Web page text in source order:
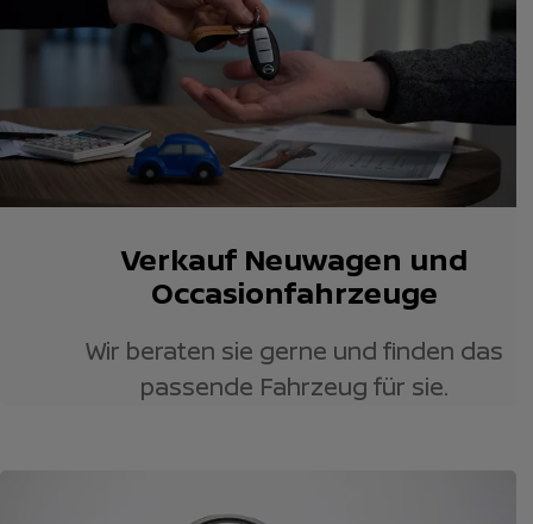
Verkauf Neuwagen und
Occasionfahrzeuge
Wir beraten sie gerne und finden das
passende Fahrzeug für sie.